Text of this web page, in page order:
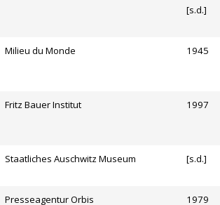
[s.d.]
Milieu du Monde 1945
Fritz Bauer Institut 1997
Staatliches Auschwitz Museum [s.d.]
Presseagentur Orbis 1979